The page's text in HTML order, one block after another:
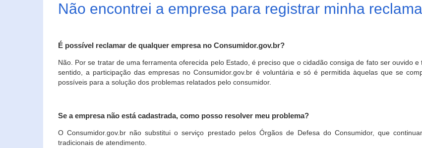
Não encontrei a empresa para registrar minha
É possível reclamar de qualquer empresa no Consumidor.gov.br?
Não. Por se tratar de uma ferramenta oferecida pelo Estado, é preciso que o cidadão consiga de fato ser ouvido
sentido, a participação das empresas no Consumidor.gov.br é voluntária e só é permitida àquelas que se
possíveis para a solução dos problemas relatados pelo consumidor.
Se a empresa não está cadastrada, como posso resolver meu problema?
O Consumidor.gov.br não substitui o serviço prestado pelos Órgãos de Defesa do Consumidor, que
tradicionais de atendimento.